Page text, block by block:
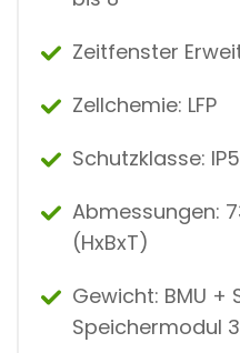
Zeitfenster
Zellchemie: LFP
Schutzklasse:
Abmessungen:
(HxBxT)
Gewicht: BMU +
Speichermodul